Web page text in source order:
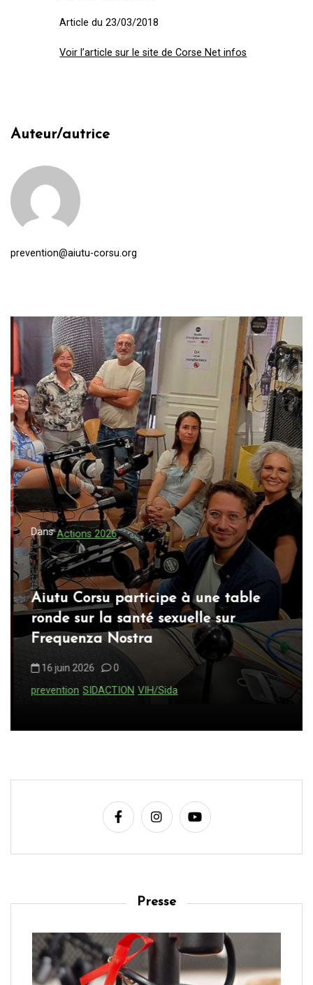
Article du 23/03/2018
Voir l’article sur le site de Corse Net infos
Auteur/autrice
prevention@aiutu-corsu.org
Dans Actions 2026
Aiutu Corsu participe à une table
ronde sur la santé sexuelle sur
Frequenza Nostra
16 juin 2026 0
prevention SIDACTION VIH/Sida
Presse